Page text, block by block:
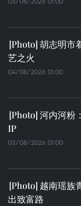
胡志明市
艺之火
04/08/2026 01:00
河内河粉
IP
03/08/2026 01:00
越南瑶族
出致富路